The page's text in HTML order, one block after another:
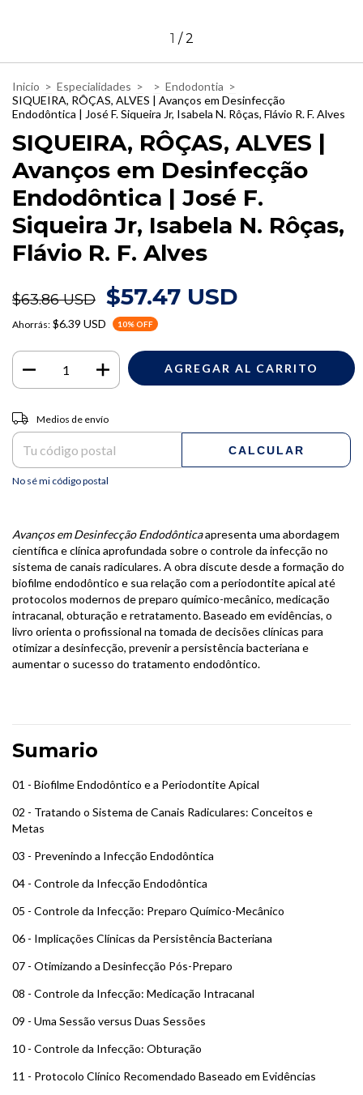
1 /2
Inicio > Especialidades > > Endodontia >
SIQUEIRA, RÔÇAS, ALVES | Avanços em Desinfecção
Endodôntica | José F. Siqueira Jr, Isabela N. Rôças, Flávio R. F. Alves
SIQUEIRA, RÔÇAS, ALVES |
Avanços em Desinfecção
Endodôntica | José F.
Siqueira Jr, Isabela N. Rôças,
Flávio R. F. Alves
$63.86 USD $57.47 USD
Ahorrás: $6.39 USD 10% OFF
Entregas para el CP:
Medios de envío
CALCULAR
No sé mi código postal
Avanços em Desinfecção Endodônticaapresenta uma abordagem
científica e clínica aprofundada sobre o controle da infecção no
sistema de canais radiculares. A obra discute desde a formação do
biofilme endodôntico e sua relação com a periodontite apical até
protocolos modernos de preparo químico-mecânico, medicação
intracanal, obturação e retratamento. Baseado em evidências, o
livro orienta o profissional na tomada de decisões clínicas para
otimizar a desinfecção, prevenir a persistência bacteriana e
aumentar o sucesso do tratamento endodôntico.
Sumario
01 - Biofilme Endodôntico e a Periodontite Apical
02 - Tratando o Sistema de Canais Radiculares: Conceitos e
Metas
03 - Prevenindo a Infecção Endodôntica
04 - Controle da Infecção Endodôntica
05 - Controle da Infecção: Preparo Químico-Mecânico
06 - Implicações Clínicas da Persistência Bacteriana
07 - Otimizando a Desinfecção Pós-Preparo
08 - Controle da Infecção: Medicação Intracanal
09 - Uma Sessão versus Duas Sessões
10 - Controle da Infecção: Obturação
11 - Protocolo Clínico Recomendado Baseado em Evidências